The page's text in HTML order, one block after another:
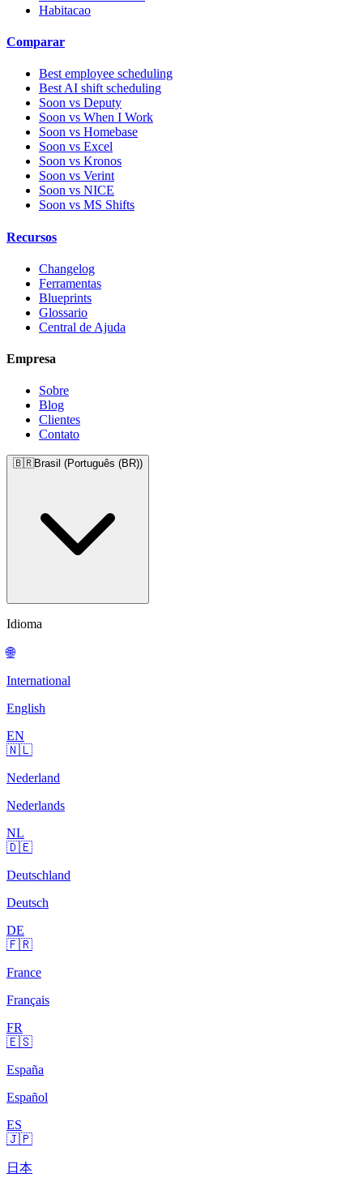
Habitacao
Comparar
Best employee scheduling
Best AI shift scheduling
Soon vs Deputy
Soon vs When I Work
Soon vs Homebase
Soon vs Excel
Soon vs Kronos
Soon vs Verint
Soon vs NICE
Soon vs MS Shifts
Recursos
Changelog
Ferramentas
Blueprints
Glossario
Central de Ajuda
Empresa
Sobre
Blog
Clientes
Contato
🇧🇷Brasil (Português (BR))
Idioma
🌐
International
English
EN
🇳🇱
Nederland
Nederlands
NL
🇩🇪
Deutschland
Deutsch
DE
🇫🇷
France
Français
FR
🇪🇸
España
Español
ES
🇯🇵
日本